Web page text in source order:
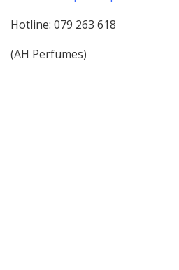
Hotline: 079 263 618
(AH Perfumes)